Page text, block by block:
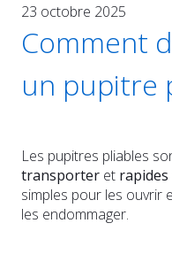
23 octobre 2025
Comment
un pupitre
Les pupitres pliables
transporter et
simples pour les ouvrir
les endommager.